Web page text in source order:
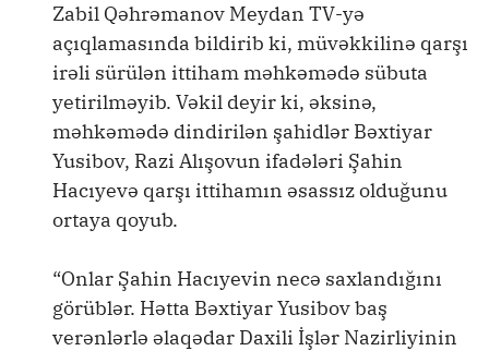
Zabil Qəhrəmanov Meydan TV-yə
açıqlamasında bildirib ki, müvəkkilinə qarşı
irəli sürülən ittiham məhkəmədə sübuta
yetirilməyib. Vəkil deyir ki, əksinə,
məhkəmədə dindirilən şahidlər Bəxtiyar
Yusibov, Razi Alışovun ifadələri Şahin
Hacıyevə qarşı ittihamın əsassız olduğunu
ortaya qoyub.
“Onlar Şahin Hacıyevin necə saxlandığını
görüblər. Hətta Bəxtiyar Yusibov baş
verənlərlə əlaqədar Daxili İşlər Nazirliyinin